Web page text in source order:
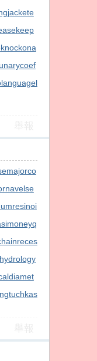
jackete
keep
knockona
languagel
majorco
navelse
q
reces
tuchkas